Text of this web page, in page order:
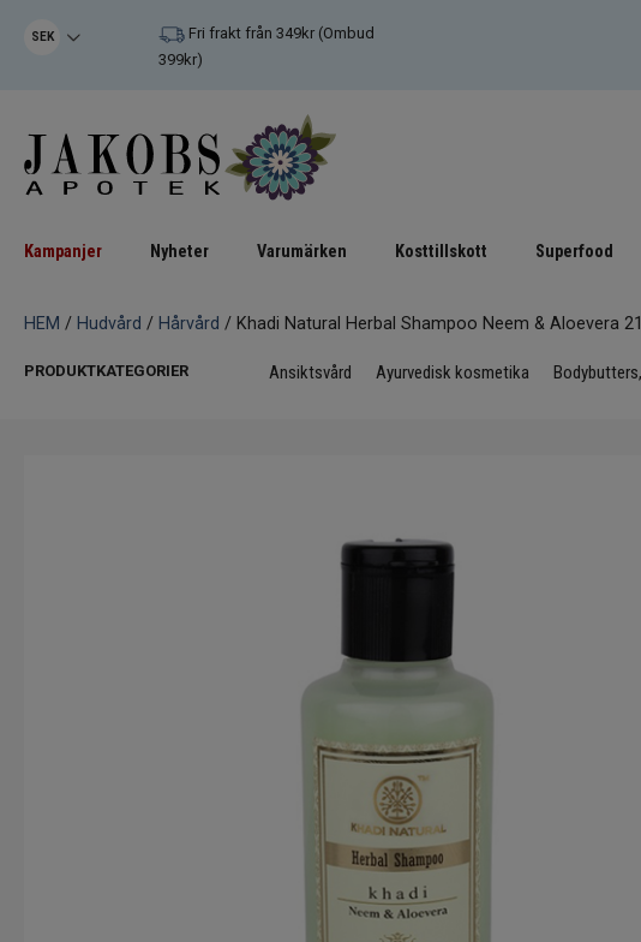
SEK
Fri frakt från 349kr (Ombud
399kr)
Kampanjer Nyheter Varumärken Kosttillskott Superfood
HEM / Hudvård / Hårvård / Khadi Natural Herbal Shampoo Neem & Aloevera
PRODUKTKATEGORIER Ansiktsvård Ayurvedisk kosmetika